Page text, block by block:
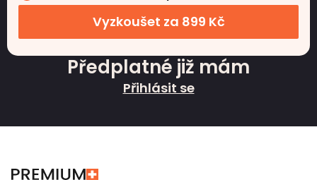
Vyzkoušet za 899 Kč
Předplatné již mám
Přihlásit se